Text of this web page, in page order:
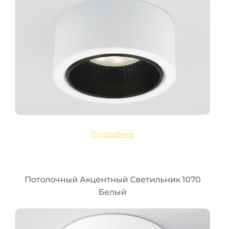
Подробнее
Потолочный Акцентный Светильник 1070
Белый